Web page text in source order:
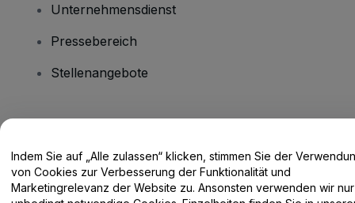
Unternehmensdienst
Pressebereich
Stellenangebote
Hilfe-Center / Kontakt
Indem Sie auf „Alle zulassen“ klicken, stimmen Sie der
von Cookies zur Verbesserung der Funktionalität und
Marketingrelevanz der Website zu. Ansonsten verwenden wir nur